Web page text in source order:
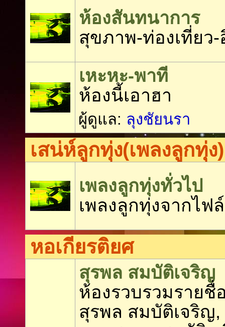
ห้องสันทนาการ
สุขภาพ-ท่องเที่ยว
เหะหะ-พาที
ห้องนี้เอาฮา
ผู้ดูแล: ลุงชัยนรา
เสน่ห์ลูกทุ่ง(เพลงลูกทุ่ง)
เพลงลูกทุ่งทั่วไป
เพลงลูกทุ่งจากไฟ
หอเกียรติยศ
สุรพล สมบัติเจริญ
ห้องรวบรวมรายชื่
สุรพล สมบัติเจริญ,